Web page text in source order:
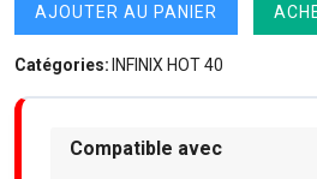
AJOUTER AU PANIER
Catégories: INFINIX HOT 40
Compatible avec